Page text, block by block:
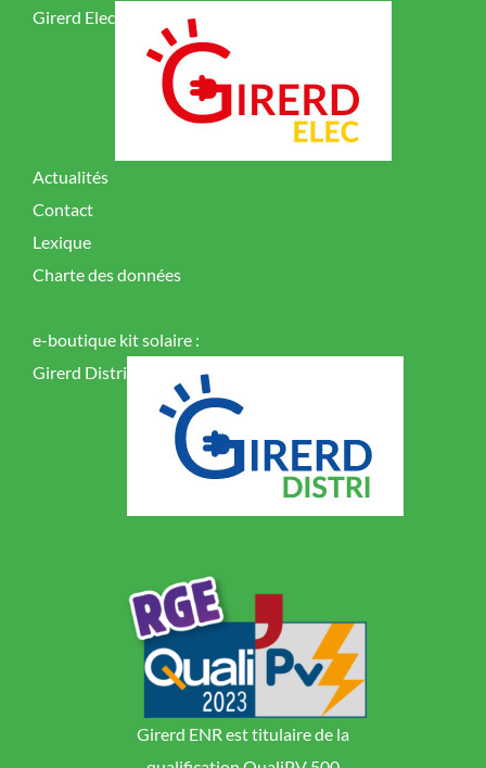
Girerd Elec
Actualités
Contact
Lexique
Charte des données
e-boutique kit solaire :
Girerd Distri
Girerd ENR est titulaire de la